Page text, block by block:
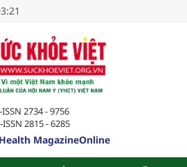
ISSN 2734 - 9756
ISSN 2815 - 6285
MagazineOnline